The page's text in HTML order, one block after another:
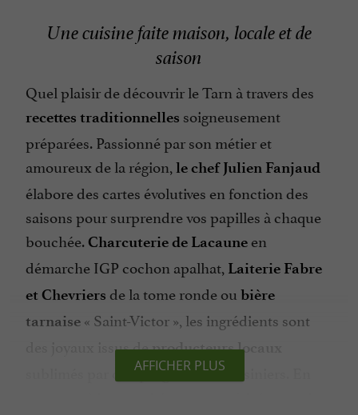
Une cuisine faite maison, locale et de
saison
Quel plaisir de découvrir le Tarn à travers des
recettes traditionnelles soigneusement
préparées. Passionné par son métier et
amoureux de la région, le chef Julien Fanjaud
élabore des cartes évolutives en fonction des
saisons pour surprendre vos papilles à chaque
bouchée.Charcuterie de Lacaune en
démarche IGP cochon apalhat, Laiterie Fabre
et Chevriers de la tome ronde ou bière
tarnaise « Saint-Victor », les ingrédients sont
des joyaux issus deproducteurs locaux
sublimés par chaque geste des cuisiniers. En
AFFICHER PLUS